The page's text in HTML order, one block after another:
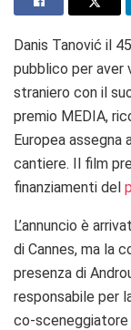
Danis Tanović il
pubblico per aver
straniero con il
premio MEDIA,
Europea
cantiere. Il film
finanziamenti del
L’annuncio è
di Cannes, ma la
presenza di
responsabile per
co-sceneggiatore